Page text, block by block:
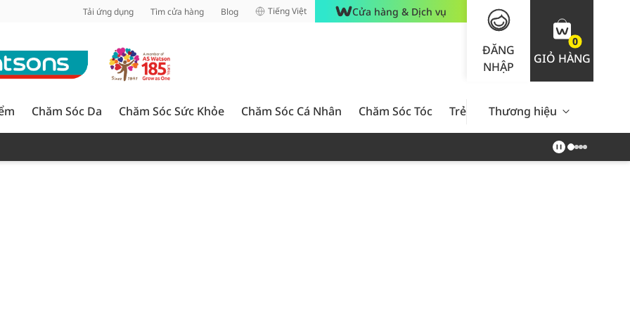
Tải ứng dụng Tìm cửa hàng Blog Tiếng Việt Cửa hàng & Dịch vụ
ĐĂNG
NHẬP
0
GIỎ HÀNG
Chăm Sóc Da Chăm Sóc Sức Khỏe Chăm Sóc Cá Nhân Chăm Sóc Tóc Trẻ Em Nam Giới Chăm Sóc
Thương hiệu